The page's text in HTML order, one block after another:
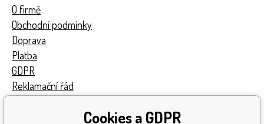
O firmě
Obchodní podmínky
Doprava
Platba
GDPR
Reklamační řád
Cookies a GDPR